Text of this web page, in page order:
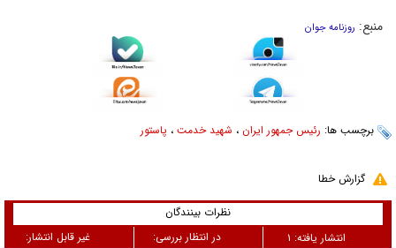
منبع: روزنامه جوان
برچسب ها: رئیس جمهور ایران ، شهید خدمت ، پاستور
گزارش خطا
نظرات بینندگان
غیر قابل انتشار:
در انتظار بررسی: انتشار یافته: ۱